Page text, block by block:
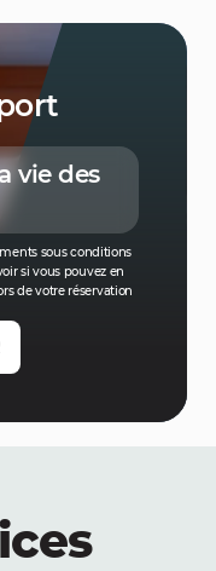
vie des
sous conditions
si vous pouvez en
de votre réservation